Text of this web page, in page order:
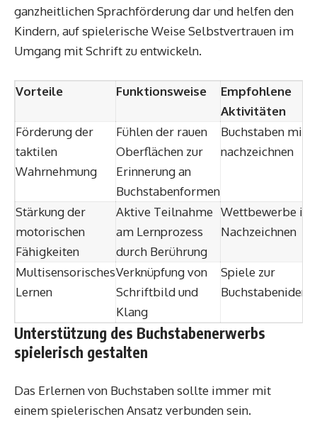
ganzheitlichen Sprachförderung dar und helfen den
Kindern, auf spielerische Weise Selbstvertrauen im
Umgang mit Schrift zu entwickeln.
Vorteile Funktionsweise
Empfohlene
Aktivitäten
Förderung der
taktilen
Wahrnehmung
Fühlen der rauen
Oberflächen zur
Erinnerung an
Buchstabenformen
Buchstaben mit
nachzeichnen
Stärkung der
motorischen
Fähigkeiten
Aktive Teilnahme
am Lernprozess
durch Berührung
Wettbewerbe im
Nachzeichnen
Multisensorisches
Lernen
Verknüpfung von
Schriftbild und
Klang
Spiele zur
Unterstützung des Buchstabenerwerbs
spielerisch gestalten
Das Erlernen von Buchstaben sollte immer mit
einem spielerischen Ansatz verbunden sein.